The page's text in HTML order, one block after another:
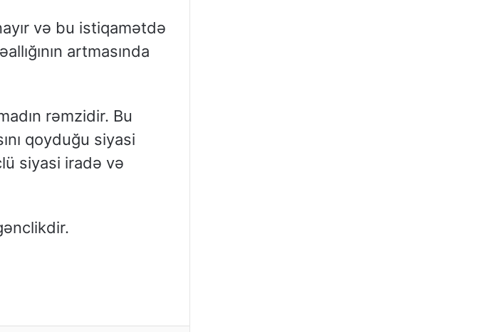
və bu istiqamətdə
artmasında
rəmzidir. Bu
qoyduğu siyasi
siyasi iradə və